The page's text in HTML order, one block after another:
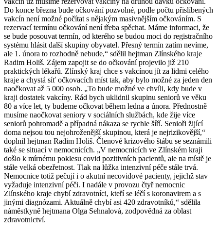
Do konce března bude očkování pozvolné, podle počtu přislíbených
vakcín není možné počítat s nějakým masivnějším očkováním. S
rezervací termínu očkování není třeba spěchat. Máme informaci, že
se bude posouvat termín, od kterého se budou moci do registračního
systému hlásit další skupiny obyvatel. Přesný termín zatím nevíme,
ale 1. února to rozhodně nebude,“ sdělil hejtman Zlínského kraje
Radim Holiš. Zájem zapojit se do očkování projevilo již 210
praktických lékařů. Zlínský kraj chce s vakcínou jít za lidmi celého
kraje a chystá síť očkovacích míst tak, aby bylo možné za jeden den
naočkovat až 5 000 osob. „To bude možné ve chvíli, kdy bude v
kraji dostatek vakcíny. Rád bych uklidnil skupinu seniorů ve věku
80 a více let, ty budeme očkovat během ledna a února. Přednostně
musíme naočkovat seniory v sociálních službách, kde žije více
seniorů pohromadě a případná nákaza se rychle šíří. Senioři žijící
doma nejsou tou nejohroženější skupinou, která je nejrizikovější,“
doplnil hejtman Radim Holiš. Členové krizového štábu se seznámili
také se situací v nemocnicích. „V nemocnicích ve Zlínském kraji
došlo k mírnému poklesu covid pozitivních pacientů, ale na místě je
stále velká obezřetnost. Tlak na lůžka intenzivní péče stále trvá.
Nemocnice totiž pečují i o akutní necovidové pacienty, jejichž stav
vyžaduje intenzivní péči. I nadále v provozu čtyř nemocnic
Zlínského kraje chybí zdravotníci, kteří se léčí s koronavirem a s
jinými diagnózami. Aktuálně chybí asi 420 zdravotníků,“ sdělila
náměstkyně hejtmana Olga Sehnalová, zodpovědná za oblast
zdravotnictví.